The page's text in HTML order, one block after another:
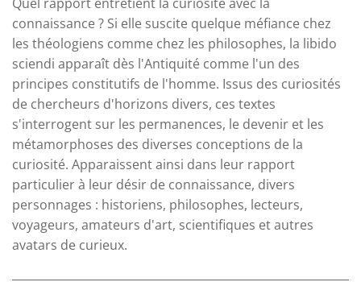
connaissance ? Si elle suscite quelque méfiance chez
les théologiens comme chez les philosophes, la libido
sciendi apparaît dès l'Antiquité comme l'un des
principes constitutifs de l'homme. Issus des curiosités
de chercheurs d'horizons divers, ces textes
s'interrogent sur les permanences, le devenir et les
métamorphoses des diverses conceptions de la
curiosité. Apparaissent ainsi dans leur rapport
particulier à leur désir de connaissance, divers
personnages : historiens, philosophes, lecteurs,
voyageurs, amateurs d'art, scientifiques et autres
avatars de curieux.